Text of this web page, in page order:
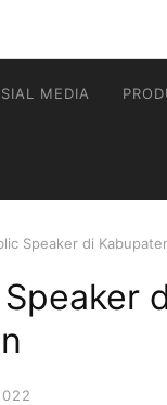
MEDIA
Speaker di